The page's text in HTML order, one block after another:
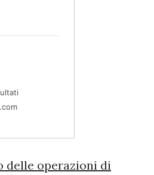
delle operazioni di